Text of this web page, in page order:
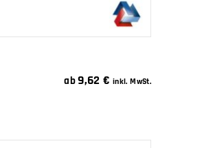
ab9,62€ inkl. MwSt.